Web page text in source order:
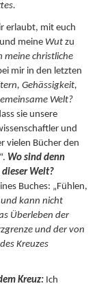
erlaubt, mit euch
und meine Wut zu
meine christliche
mir in den letzten
Gehässigkeit,
Welt?
sie unsere
und
vielen Bücher den
Wo sind denn
Welt?
Buches: „Fühlen,
kann nicht
Überleben der
und der von
Kreuzes
Kreuz: Ich